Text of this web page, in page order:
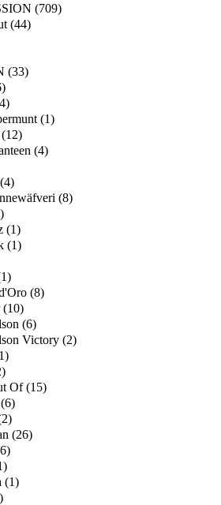
(709)
(44)
(33)
(1)
(4)
(8)
(1)
(1)
(8)
(10)
(6)
Victory (2)
Of (15)
(26)
(1)